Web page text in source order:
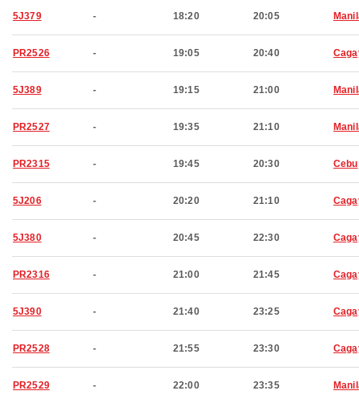
5J379 - 18:20 20:05
PR2526 - 19:05 20:40
5J389 - 19:15 21:00
PR2527 - 19:35 21:10
PR2315 - 19:45 20:30 Cebu
5J206 - 20:20 21:10
5J380 - 20:45 22:30
PR2316 - 21:00 21:45
5J390 - 21:40 23:25
PR2528 - 21:55 23:30
PR2529 - 22:00 23:35